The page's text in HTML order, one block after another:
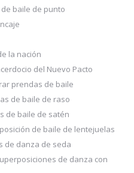
baile de punto
la nación
del Nuevo Pacto
prendas de baile
de baile de raso
de baile de satén
de baile de lentejuelas
de danza de seda
de danza con